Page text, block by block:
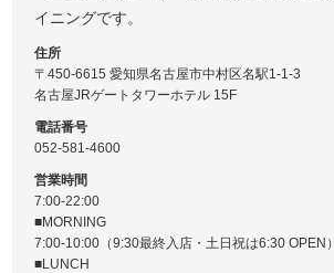
イニングです。
住所
〒450-6615 愛知県名古屋市中村区名駅1-1-3
名古屋JRゲートタワーホテル 15F
電話番号
052-581-4600
営業時間
7:00-22:00
■MORNING
7:00-10:00（9:30最終入店・土日祝は6:30 OPEN）
■LUNCH